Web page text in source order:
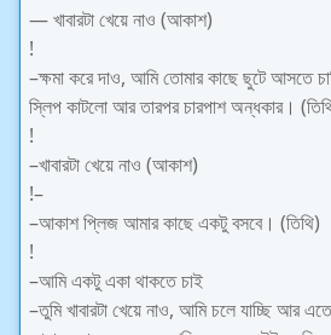
— খাবারটা খেয়ে নাও (আকাশ)
!
–ক্ষমা করে দাও, আমি তোমার কাছে ছুটে আসতে
স্লিপ কাটলো আর তারপর চারপাশ অন্ধকার।
!
–খাবারটা খেয়ে নাও (আকাশ)
!–
–আকাশ প্লিজ আমার কাছে একটু বসবে। (তিথি)
!
–আমি একটু একা থাকতে চাই
–তুমি খাবারটা খেয়ে নাও, আমি চলে যাচ্ছি আর